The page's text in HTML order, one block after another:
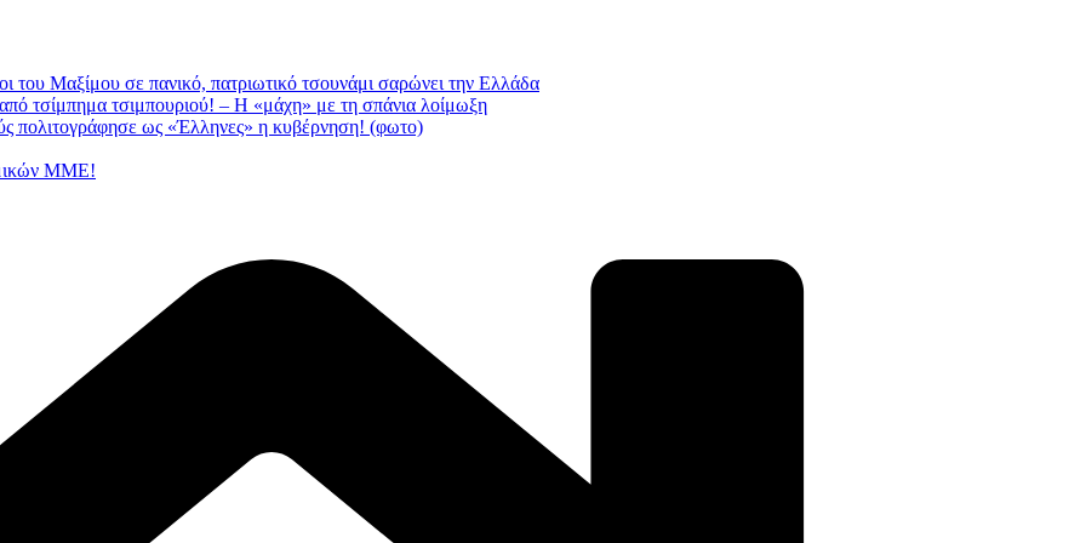
Μαξίμου σε πανικό, πατριωτικό τσουνάμι σαρώνει την Ελλάδα
τσίμπημα τσιμπουριού! – Η «μάχη» με τη σπάνια λοίμωξη
πολιτογράφησε ως «Έλληνες» η κυβέρνηση! (φωτο)
ΜΜΕ!